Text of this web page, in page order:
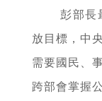
彭部長
放目標，中
需要國民、
跨部會掌握